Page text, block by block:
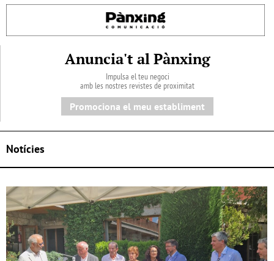
Anuncia't al Pànxing
Impulsa el teu negoci
amb les nostres revistes de proximitat
Promociona el meu establiment
Notícies